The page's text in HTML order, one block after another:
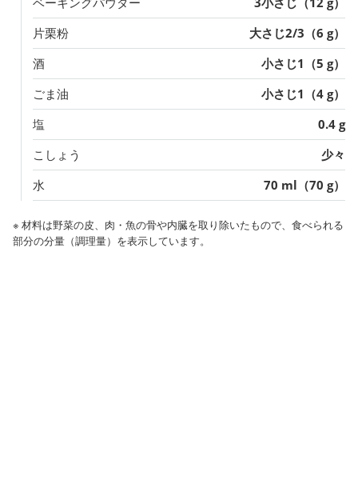
片栗粉
大さじ2/3（6 g）
酒
小さじ1（5 g）
ごま油
小さじ1（4 g）
塩
0.4 g
こしょう
少々
水
70 ml（70 g）
※ 材料は野菜の皮、肉・魚の骨や内臓を取り除いたもので、食べられる
部分の分量（調理量）を表示しています。